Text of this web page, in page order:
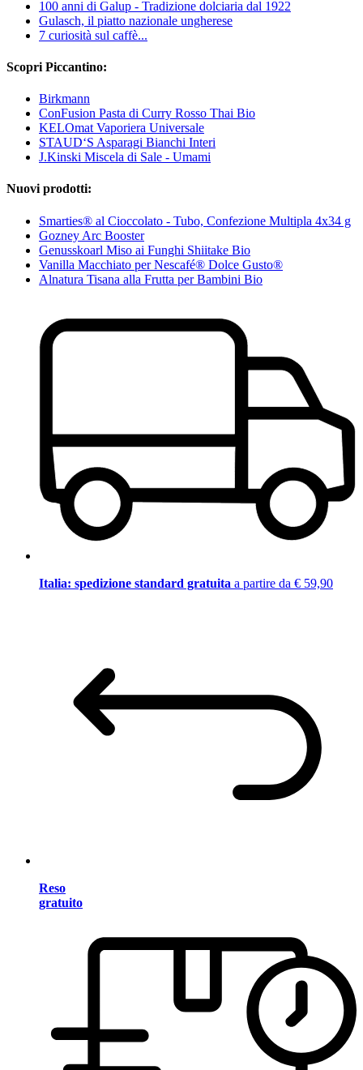
100 anni di Galup - Tradizione dolciaria dal 1922
Gulasch, il piatto nazionale ungherese
7 curiosità sul caffè...
Scopri Piccantino:
Birkmann
ConFusion Pasta di Curry Rosso Thai Bio
KELOmat Vaporiera Universale
STAUD‘S Asparagi Bianchi Interi
J.Kinski Miscela di Sale - Umami
Nuovi prodotti:
Smarties® al Cioccolato - Tubo, Confezione Multipla 4x34 g
Gozney Arc Booster
Genusskoarl Miso ai Funghi Shiitake Bio
Vanilla Macchiato per Nescafé® Dolce Gusto®
Alnatura Tisana alla Frutta per Bambini Bio
Italia: spedizione standard gratuita a partire da € 59,90
Reso
gratuito